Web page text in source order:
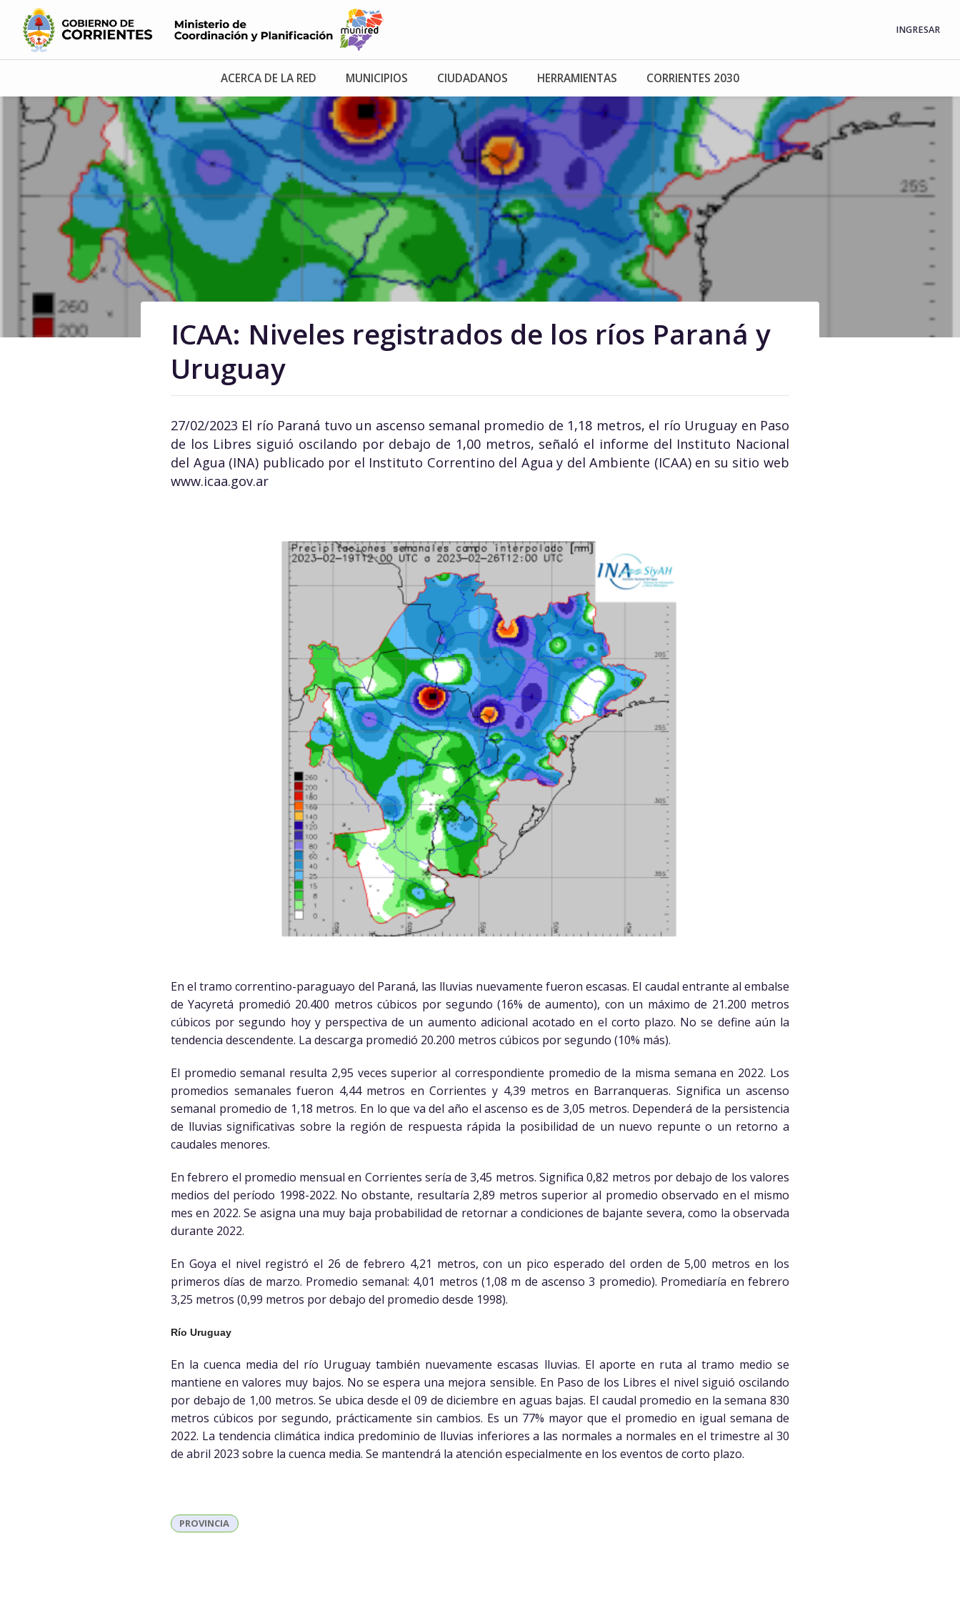
INGRESAR
ACERCA DE LA RED MUNICIPIOS CIUDADANOS HERRAMIENTAS CORRIENTES 2030
ICAA: Niveles registrados de los ríos Paraná y
Uruguay
27/02/2023 El río Paraná tuvo un ascenso semanal promedio de 1,18 metros, el río Uruguay en Paso
de los Libres siguió oscilando por debajo de 1,00 metros, señaló el informe del Instituto Nacional
del Agua (INA) publicado por el Instituto Correntino del Agua y del Ambiente (ICAA) en su sitio web
www.icaa.gov.ar
En el tramo correntino-paraguayo del Paraná, las lluvias nuevamente fueron escasas. El caudal entrante al embalse
de Yacyretá promedió 20.400 metros cúbicos por segundo (16% de aumento), con un máximo de 21.200 metros
cúbicos por segundo hoy y perspectiva de un aumento adicional acotado en el corto plazo. No se define aún la
tendencia descendente. La descarga promedió 20.200 metros cúbicos por segundo (10% más).
El promedio semanal resulta 2,95 veces superior al correspondiente promedio de la misma semana en 2022. Los
promedios semanales fueron 4,44 metros en Corrientes y 4,39 metros en Barranqueras. Significa un ascenso
semanal promedio de 1,18 metros. En lo que va del año el ascenso es de 3,05 metros. Dependerá de la persistencia
de lluvias significativas sobre la región de respuesta rápida la posibilidad de un nuevo repunte o un retorno a
caudales menores.
En febrero el promedio mensual en Corrientes sería de 3,45 metros. Significa 0,82 metros por debajo de los valores
medios del período 1998-2022. No obstante, resultaría 2,89 metros superior al promedio observado en el mismo
mes en 2022. Se asigna una muy baja probabilidad de retornar a condiciones de bajante severa, como la observada
durante 2022.
En Goya el nivel registró el 26 de febrero 4,21 metros, con un pico esperado del orden de 5,00 metros en los
primeros días de marzo. Promedio semanal: 4,01 metros (1,08 m de ascenso 3 promedio). Promediaría en febrero
3,25 metros (0,99 metros por debajo del promedio desde 1998).
Río Uruguay
En la cuenca media del río Uruguay también nuevamente escasas lluvias. El aporte en ruta al tramo medio se
mantiene en valores muy bajos. No se espera una mejora sensible. En Paso de los Libres el nivel siguió oscilando
por debajo de 1,00 metros. Se ubica desde el 09 de diciembre en aguas bajas. El caudal promedio en la semana 830
metros cúbicos por segundo, prácticamente sin cambios. Es un 77% mayor que el promedio en igual semana de
2022. La tendencia climática indica predominio de lluvias inferiores a las normales a normales en el trimestre al 30
de abril 2023 sobre la cuenca media. Se mantendrá la atención especialmente en los eventos de corto plazo.
PROVINCIA